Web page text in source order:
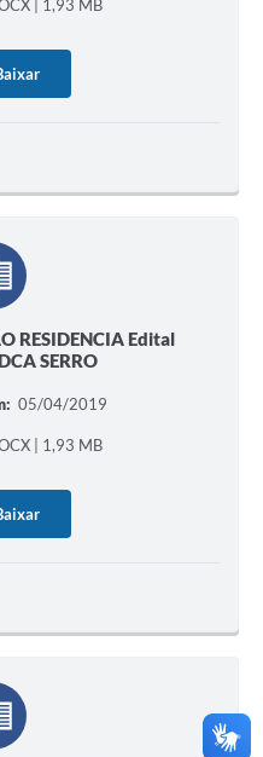
| 1,93 MB
RESIDENCIA Edital
SERRO
05/04/2019
| 1,93 MB